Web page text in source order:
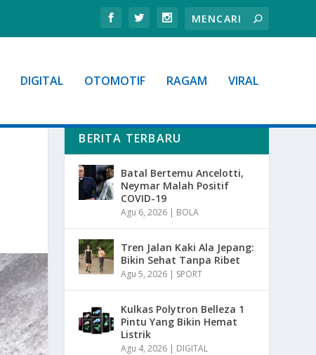
DIGITAL OTOMOTIF RAGAM VIRAL
BERITA TERBARU
Batal Bertemu Ancelotti,
Neymar Malah Positif
COVID-19
Agu 6, 2026 | BOLA
Tren Jalan Kaki Ala Jepang:
Bikin Sehat Tanpa Ribet
Agu 5, 2026 | SPORT
Kulkas Polytron Belleza 1
Pintu Yang Bikin Hemat
Listrik
Agu 4, 2026 | DIGITAL